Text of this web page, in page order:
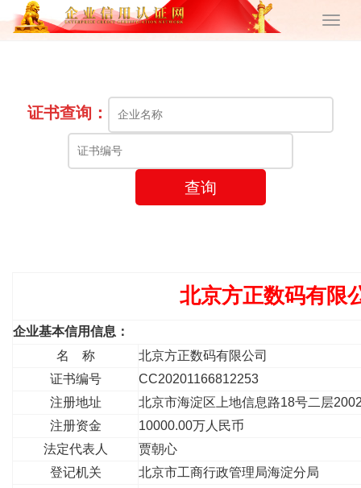
证书查询：
查询
北京方正数码有限
企业基本信用信息：
名 称
北京方正数码有限公司
证书编号
CC20201166812253
注册地址
北京市海淀区上地信息路18号二层
注册资金
10000.00万人民币
法定代表人
贾朝心
登记机关
北京市工商行政管理局海淀分局